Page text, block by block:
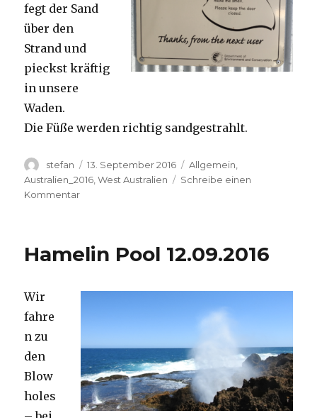
fegt der Sand
über den
Strand und
pieckst kräftig
in unsere
Waden.
Die Füße werden richtig sandgestrahlt.
Autor
stefan
Veröffentlicht
am
13. September 2016 Kategorien
Allgemein
Australien_2016 ,West Australien
Schreibe einen
Kommentarzu
Hamelin Pool 12.09.2016
Wir
fahre
n zu
den
Blow
holes